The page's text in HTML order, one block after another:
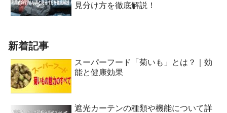
見分け方を徹底解説！
新着記事
スーパーフード「菊いも」とは？｜効
能と健康効果
遮光カーテンの種類や機能について詳